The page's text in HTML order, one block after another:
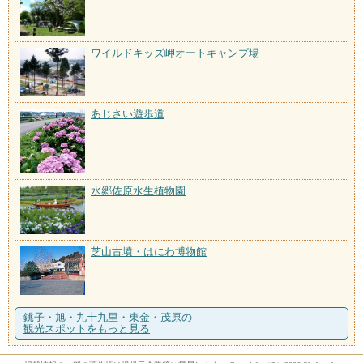
ワイルドキッズ岬オートキャンプ場
あじさい遊歩道
水郷佐原水生植物園
芝山古墳・はにわ博物館
銚子・旭・九十九里・東金・茂原の
観光スポットをもっと見る